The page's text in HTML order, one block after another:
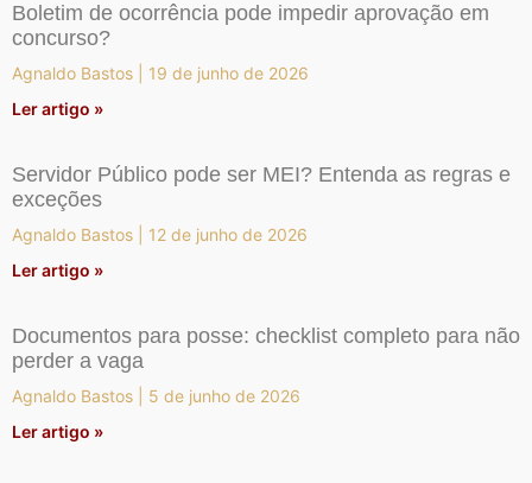
Boletim de ocorrência pode impedir aprovação em
concurso?
Agnaldo Bastos
19 de junho de 2026
Ler artigo »
Servidor Público pode ser MEI? Entenda as regras e
exceções
Agnaldo Bastos
12 de junho de 2026
Ler artigo »
Documentos para posse: checklist completo para não
perder a vaga
Agnaldo Bastos
5 de junho de 2026
Ler artigo »